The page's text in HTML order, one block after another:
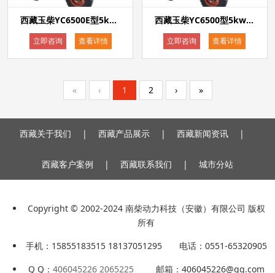
西藏玉柴YC6500E型5kw电启动汽油发电机单相220V
立即咨询 查看详情
西藏玉柴YC6500型5kw手启动汽油发电机单相220V
立即咨询 查看详情
« ‹ 1 2 › »
西藏关于我们 | 西藏产品展示 | 西藏新闻资讯 |
西藏客户案例 | 西藏联系我们 | 城市分站
Copyright © 2002-2024 南柴动力科技（安徽）有限公司 版权
所有
手机：15855183515 18137051295 电话：0551-65320905
Q Q： 406045226 2065225邮箱：406045226@qq.com